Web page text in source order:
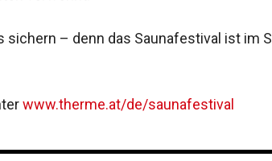
sichern – denn das Saunafestival ist im
www.therme.at/de/saunafestival